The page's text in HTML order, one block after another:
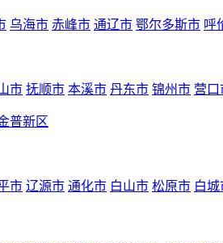
乌海市 赤峰市 通辽市 鄂尔多斯市 呼
市 抚顺市 本溪市 丹东市 锦州市 营口
普新区
市 辽源市 通化市 白山市 松原市 白城